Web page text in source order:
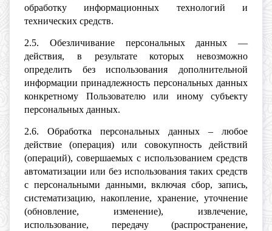
обработку информационных технологий и
технических средств.
2.5. Обезличивание персональных данных —
действия, в результате которых невозможно
определить без использования дополнительной
информации принадлежность персональных данных
конкретному Пользователю или иному субъекту
персональных данных.
2.6. Обработка персональных данных – любое
действие (операция) или совокупность действий
(операций), совершаемых с использованием средств
автоматизации или без использования таких средств
с персональными данными, включая сбор, запись,
систематизацию, накопление, хранение, уточнение
(обновление, изменение), извлечение,
использование, передачу (распространение,